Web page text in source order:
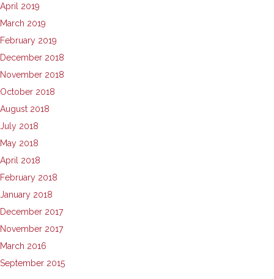
April 2019
March 2019
February 2019
December 2018
November 2018
October 2018
August 2018
July 2018
May 2018
April 2018
February 2018
January 2018
December 2017
November 2017
March 2016
September 2015